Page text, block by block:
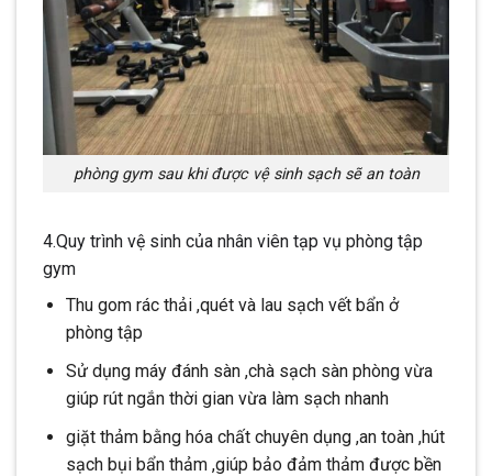
phòng gym sau khi được vệ sinh sạch sẽ an toàn
4.Quy trình vệ sinh của nhân viên tạp vụ phòng tập
gym
Thu gom rác thải ,quét và lau sạch vết bẩn ở
phòng tập
Sử dụng máy đánh sàn ,chà sạch sàn phòng vừa
giúp rút ngắn thời gian vừa làm sạch nhanh
giặt thảm bằng hóa chất chuyên dụng ,an toàn ,hút
sạch bụi bẩn thảm ,giúp bảo đảm thảm được bền